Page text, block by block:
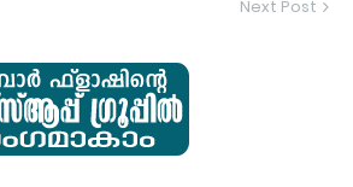
Next Post